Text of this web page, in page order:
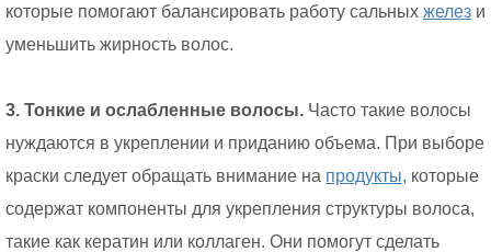
которые помогают балансировать работу сальных желез и
уменьшить жирность волос.
3. Тонкие и ослабленные волосы. Часто такие волосы
нуждаются в укреплении и приданию объема. При выборе
краски следует обращать внимание на продукты, которые
содержат компоненты для укрепления структуры волоса,
такие как кератин или коллаген. Они помогут сделать